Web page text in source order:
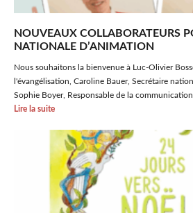
NOUVEAUX COLLABORATEURS
NATIONALE D’ANIMATION
Nous souhaitons la bienvenue à Luc-Olivier
l'évangélisation, Caroline Bauer, Secrétaire
Sophie Boyer, Responsable de la communication.
Lire la suite